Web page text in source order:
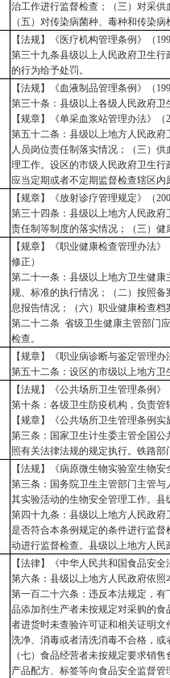
治工作进行监督检查；（三）对采
（五）对传染病菌种、毒种和传染
【法规】《医疗机构管理条例》（
第三十九条县级以上人民政府卫生
的行为给予处罚。
【法规】《血液制品管理条例》（
第三十条：县级以上各级人民政府卫
【规章】《单采血浆站管理办法》（
第五十二条：县级以上地方人民政
人员岗位责任制落实情况；（三）
理工作。设区的市级人民政府卫生
应当定期或者不定期监督检查辖区内
【规章】《放射诊疗管理规定》（
第三十四条：县级以上地方人民政
责任制等制度的落实情况；（三）健
【规章】《职业健康检查管理办法》
修正）
第二十一条：县级以上地方卫生健康
规、标准的执行情况；（二）按照
息报告情况；（六）职业健康检查档
第二十二条 省级卫生健康主管部门
检查。
【规章】《职业病诊断与鉴定管理办
第五十二条：设区的市级以上地方
【法规】《公共场所卫生管理条例》
第十条：各级卫生防疫机构，负责管
【规章】《公共场所卫生管理条例实
第三条：国家卫生计生委主管全国
照有关法律法规的规定执行。铁路
【法规】《病原微生物实验室生物安
第三条：国务院卫生主管部门主管
其实验活动的生物安全管理工作。县
第四十九条：县级以上地方人民政
是否符合本条例规定的条件进行监
动进行监督检查。县级以上地方人
【法律】《中华人民共和国食品安全
第六条：县级以上地方人民政府依
第一百二十六条：违反本法规定，
品添加剂生产者未按规定对采购的
者进货时未查验许可证和相关证明
洗净、消毒或者清洗消毒不合格，
（七）食品经营者未按规定要求销
产品配方、标签等向食品安全监督